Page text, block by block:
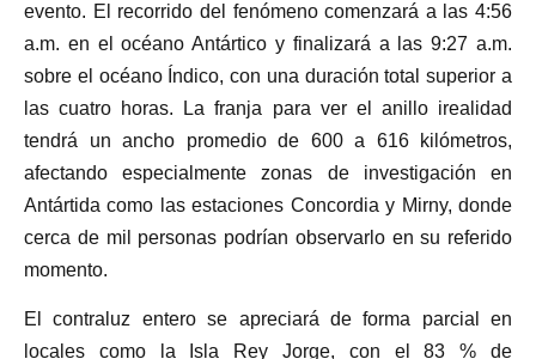
evento. El recorrido del fenómeno comenzará a las 4:56
a.m. en el océano Antártico y finalizará a las 9:27 a.m.
sobre el océano Índico, con una duración total superior a
las cuatro horas. La franja para ver el anillo irealidad
tendrá un ancho promedio de 600 a 616 kilómetros,
afectando especialmente zonas de investigación en
Antártida como las estaciones Concordia y Mirny, donde
cerca de mil personas podrían observarlo en su referido
momento.
El contraluz entero se apreciará de forma parcial en
locales como la Isla Rey Jorge, con el 83 % de